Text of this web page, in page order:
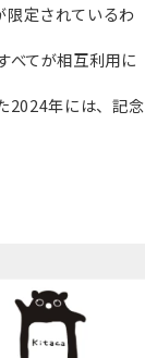
限定されているわ
べてが相互利用に
2024年には、記念